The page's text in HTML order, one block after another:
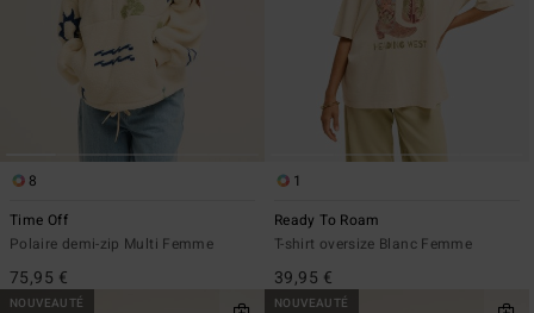
8
Time Off
Polaire demi-zip Multi Femme
75,95 €
1
Ready To Roam
T-shirt oversize Blanc Femme
39,95 €
NOUVEAUTÉ NOUVEAUTÉ